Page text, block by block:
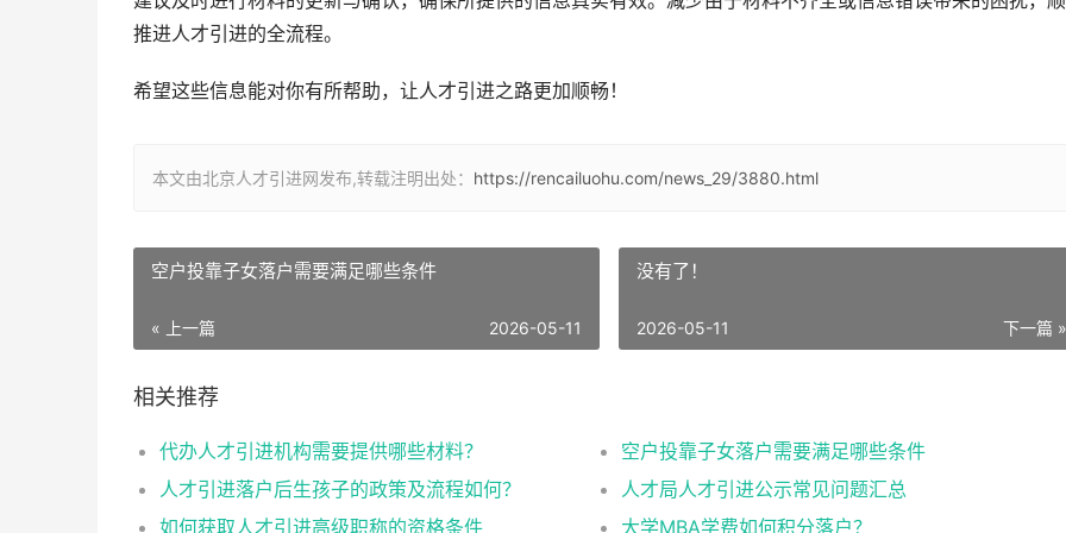
推进人才引进的全流程。
希望这些信息能对你有所帮助，让人才引进之路更加顺畅！
本文由北京人才引进网发布,转载注明出处： https://rencailuohu.com/news_29/3880.html
空户投靠子女落户需要满足哪些条件
« 上一篇 2026-05-11
没有了！
下一篇 »
2026-05-11
相关推荐
代办人才引进机构需要提供哪些材料？
空户投靠子女落户需要满足哪些条件
人才引进落户后生孩子的政策及流程如何？
人才局人才引进公示常见问题汇总
如何获取人才引进高级职称的资格条件
大学MBA学费如何积分落户？